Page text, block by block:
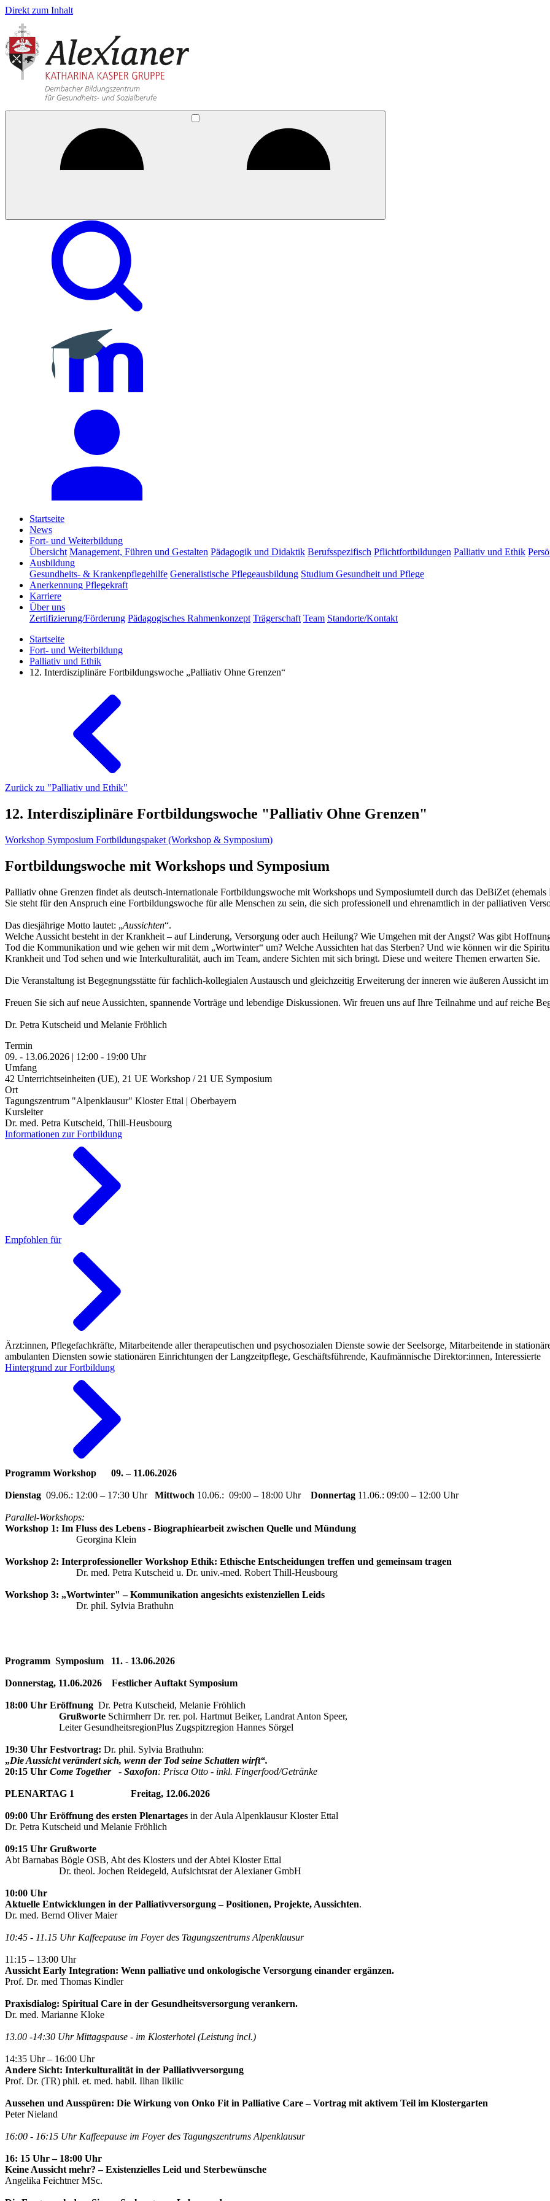
Direkt zum Inhalt
Startseite
News
Fort- und Weiterbildung
Übersicht Management, Führen und Gestalten Pädagogik und Didaktik Berufsspezifisch Pflichtfortbildungen Palliativ und Ethik
Ausbildung
Gesundheits- & Krankenpflegehilfe Generalistische Pflegeausbildung Studium Gesundheit und Pflege
Anerkennung Pflegekraft
Karriere
Über uns
Zertifizierung/Förderung Pädagogisches Rahmenkonzept Trägerschaft Team Standorte/Kontakt
Startseite
Fort- und Weiterbildung
Palliativ und Ethik
12. Interdisziplinäre Fortbildungswoche „Palliativ Ohne Grenzen“
Zurück zu "Palliativ und Ethik"
12. Interdisziplinäre Fortbildungswoche "Palliativ Ohne Grenzen"
Workshop Symposium Fortbildungspaket (Workshop & Symposium)
Fortbildungswoche mit Workshops und Symposium
Palliativ ohne Grenzen findet als deutsch-internationale Fortbildungswoche mit Workshops und Symposiumteil durch das DeBiZet
Sie steht für den Anspruch eine Fortbildungswoche für alle Menschen zu sein, die sich professionell und ehrenamtlich in der palliativen
Das diesjährige Motto lautet: „Aussichten“.
Welche Aussicht besteht in der Krankheit – auf Linderung, Versorgung oder auch Heilung? Wie Umgehen mit der Angst? Was gibt
Tod die Kommunikation und wie gehen wir mit dem „Wortwinter“ um? Welche Aussichten hat das Sterben? Und wie können wir die
Krankheit und Tod sehen und wie Interkulturalität, auch im Team, andere Sichten mit sich bringt. Diese und weitere Themen erwarten Sie.
Die Veranstaltung ist Begegnungsstätte für fachlich-kollegialen Austausch und gleichzeitig Erweiterung der inneren wie äußeren Aussicht
Freuen Sie sich auf neue Aussichten, spannende Vorträge und lebendige Diskussionen. Wir freuen uns auf Ihre Teilnahme und auf reiche
Dr. Petra Kutscheid und Melanie Fröhlich
Termin
09. - 13.06.2026 | 12:00 - 19:00 Uhr
Umfang
42 Unterrichtseinheiten (UE), 21 UE Workshop / 21 UE Symposium
Ort
Tagungszentrum "Alpenklausur" Kloster Ettal | Oberbayern
Kursleiter
Dr. med. Petra Kutscheid, Thill-Heusbourg
Informationen zur Fortbildung
Empfohlen für
Ärzt:innen, Pflegefachkräfte, Mitarbeitende aller therapeutischen und psychosozialen Dienste sowie der Seelsorge, Mitarbeitende in
ambulanten Diensten sowie stationären Einrichtungen der Langzeitpflege, Geschäftsführende, Kaufmännische Direktor:innen, Interessierte
Hintergrund zur Fortbildung
Programm Workshop 09. – 11.06.2026
Dienstag 09.06.: 12:00 – 17:30 Uhr Mittwoch 10.06.: 09:00 – 18:00 Uhr Donnertag 11.06.: 09:00 – 12:00 Uhr
Parallel-Workshops:
Workshop 1: Im Fluss des Lebens - Biographiearbeit zwischen Quelle und Mündung
Georgina Klein
Workshop 2: Interprofessioneller Workshop Ethik: Ethische Entscheidungen treffen und gemeinsam tragen
Dr. med. Petra Kutscheid u. Dr. univ.-med. Robert Thill-Heusbourg
Workshop 3: „Wortwinter" – Kommunikation angesichts existenziellen Leids
Dr. phil. Sylvia Brathuhn
Programm Symposium 11. - 13.06.2026
Donnerstag, 11.06.2026 Festlicher Auftakt Symposium
18:00 Uhr Eröffnung Dr. Petra Kutscheid, Melanie Fröhlich
Grußworte Schirmherr Dr. rer. pol. Hartmut Beiker, Landrat Anton Speer,
Leiter GesundheitsregionPlus Zugspitzregion Hannes Sörgel
19:30 Uhr Festvortrag: Dr. phil. Sylvia Brathuhn:
„Die Aussicht verändert sich, wenn der Tod seine Schatten wirft“.
20:15 Uhr Come Together- Saxofon: Prisca Otto - inkl. Fingerfood/Getränke
PLENARTAG 1 Freitag, 12.06.2026
09:00 Uhr Eröffnung des ersten Plenartages in der Aula Alpenklausur Kloster Ettal
Dr. Petra Kutscheid und Melanie Fröhlich
09:15 Uhr Grußworte
Abt Barnabas Bögle OSB, Abt des Klosters und der Abtei Kloster Ettal
Dr. theol. Jochen Reidegeld, Aufsichtsrat der Alexianer GmbH
10:00 Uhr
Aktuelle Entwicklungen in der Palliativversorgung – Positionen, Projekte, Aussichten.
Dr. med. Bernd Oliver Maier
10:45 - 11.15 Uhr Kaffeepause im Foyer des Tagungszentrums Alpenklausur
11:15 – 13:00 Uhr
Aussicht Early Integration: Wenn palliative und onkologische Versorgung einander ergänzen.
Prof. Dr. med Thomas Kindler
Praxisdialog: Spiritual Care in der Gesundheitsversorgung verankern.
Dr. med. Marianne Kloke
13.00 -14:30 Uhr Mittagspause - im Klosterhotel (Leistung incl.)
14:35 Uhr – 16:00 Uhr
Andere Sicht: Interkulturalität in der Palliativversorgung
Prof. Dr. (TR) phil. et. med. habil. Ilhan Ilkilic
Aussehen und Ausspüren: Die Wirkung von Onko Fit in Palliative Care – Vortrag mit aktivem Teil im Klostergarten
Peter Nieland
16:00 - 16:15 Uhr Kaffeepause im Foyer des Tagungszentrums Alpenklausur
16: 15 Uhr – 18:00 Uhr
Keine Aussicht mehr? – Existenzielles Leid und Sterbewünsche
Angelika Feichtner MSc.